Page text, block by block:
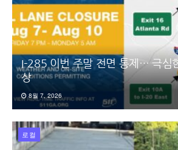
I-285 이번 주말 전면 통제… 극심
상
8월 7, 2026
로컬